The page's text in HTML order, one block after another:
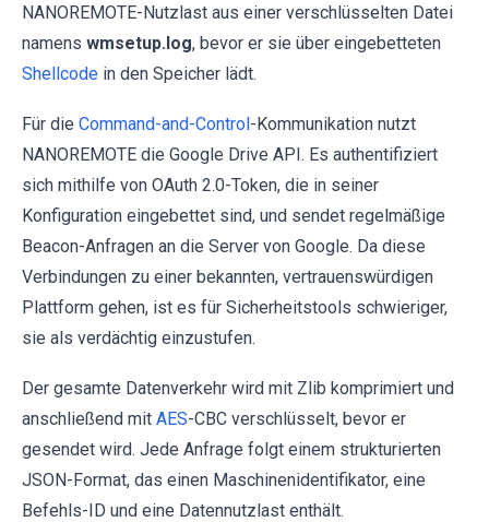
NANOREMOTE-Nutzlast aus einer verschlüsselten Datei
namens wmsetup.log, bevor er sie über eingebetteten
Shellcode in den Speicher lädt.
Für die Command-and-Control-Kommunikation nutzt
NANOREMOTE die Google Drive API. Es authentifiziert
sich mithilfe von OAuth 2.0-Token, die in seiner
Konfiguration eingebettet sind, und sendet regelmäßige
Beacon-Anfragen an die Server von Google. Da diese
Verbindungen zu einer bekannten, vertrauenswürdigen
Plattform gehen, ist es für Sicherheitstools schwieriger,
sie als verdächtig einzustufen.
Der gesamte Datenverkehr wird mit Zlib komprimiert und
anschließend mit AES-CBC verschlüsselt, bevor er
gesendet wird. Jede Anfrage folgt einem strukturierten
JSON-Format, das einen Maschinenidentifikator, eine
Befehls-ID und eine Datennutzlast enthält.